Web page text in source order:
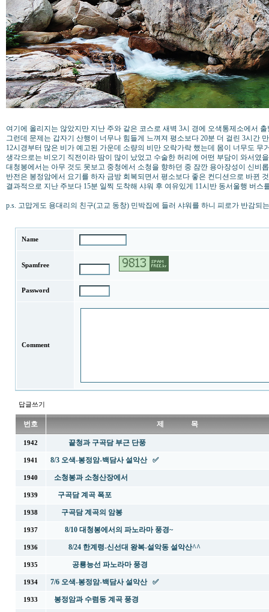
여기에 올리지는 않았지만 지난 주와 같은 코스로 새벽 3시 경에 오색통제소에서
그런데 문제는 갑자기 산행이 너무나 힘들게 느껴져 평소보다 20분 더 걸린 3시간
12시경부터 많은 비가 예고된 가운데 소량의 비만 오락가락 했는데 몸이 너무도 무
생각으로는 비오기 직전이라 땀이 많이 났었고 수술한 허리에 어떤 부담이 와서였
대청봉에서는 아무 것도 못보고 중청에서 소청을 향하던 중 잠깐 용아장성이 신비
반전은 봉정암에서 요기를 하자 금방 회복되면서 평소보다 좋은 컨디션으로 바뀐
결과적으로 지난 주보다 15분 일찍 도착해 샤워 후 여유있게 11시반 동서울행 버스
p.s. 고맙게도 용대리의 친구(고교 동창) 민박집에 들러 샤워를 하니 피로가 반감되
Name
Spamfree
Password
Comment
답글쓰기
번호 제 목
1942 끝청과 구곡담 부근 단풍
1941 8/3 오색-봉정암-백담사 설악산 ✅
1940 소청봉과 소청산장에서
1939 구곡담 계곡 폭포
1938 구곡담 계곡의 암봉
1937 8/10 대청봉에서의 파노라마 풍경~
1936 8/24 한계령-신선대 왕복-설악동 설악산^^
1935 공룡능선 파노라마 풍경
1934 7/6 오색-봉정암-백담사 설악산 ✅
1933 봉정암과 수렴동 계곡 풍경